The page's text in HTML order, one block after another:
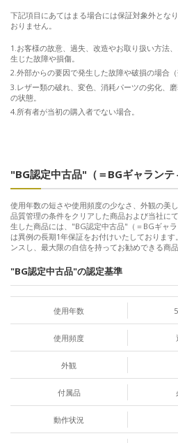
下記項目にあてはまる場合には保証対象外とな
おりません。
お客様の故意、過失、改造やお取り扱い方法
生じた故障や損傷。
外部からの要因で発生した故障や破損の場合（
レザー類の破れ、変色、消耗パーツの劣化、
の状態。
所有者が当初の購入者でない場合。
"BG認定中古品"（＝BGギャランテ
使用年数の短さや使用頻度の少なさ、外観の美
品質管理の条件をクリアした商品および当社に
生した商品には、"BG認定中古品"（＝BGギャ
は異例の長期1年保証をお付けいたしておりま
ンスし、最大限の自信を持ってお勧めできる商
"BG認定中古品"の認定基準
使用年数
使用頻度
外観
付属品
動作状況